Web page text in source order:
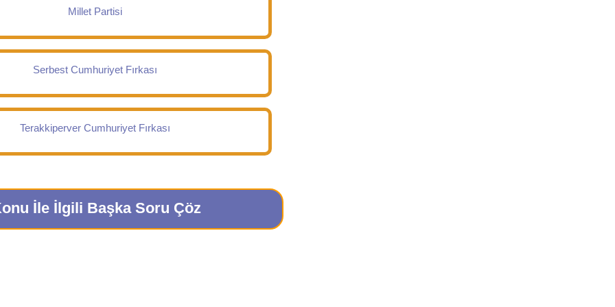
Millet Partisi
Serbest Cumhuriyet Fırkası
Terakkiperver Cumhuriyet Fırkası
İle İlgili Başka Soru Çöz